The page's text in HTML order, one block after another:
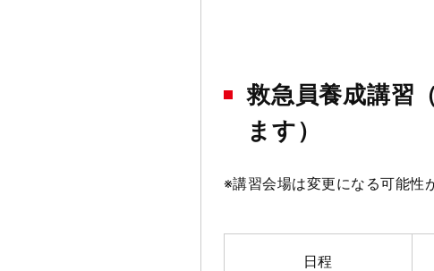
救急員養成講習
ます）
※講習会場は変更になる可能性
日程